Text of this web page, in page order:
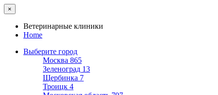
×
Ветеринарные клиники
Home
Выберите город
Москва 865
Зеленоград 13
Щербинка 7
Троицк 4